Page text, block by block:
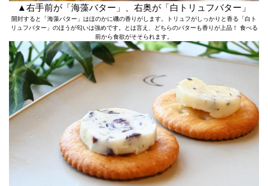
▲右手前が「海藻バター」、右奥が「白トリュフバター」
開封すると「海藻バター」はほのかに磯の香りがします。トリュフがしっかりと香る「白ト
リュフバター」のほうが匂いは強めです。とは言え、どちらのバターも香りが上品！ 食べる
前から食欲がそそられます。